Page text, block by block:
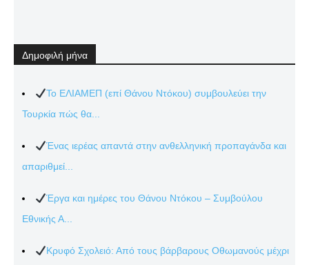
Δημοφιλή μήνα
Το ΕΛΙΑΜΕΠ (επί Θάνου Ντόκου) συμβουλεύει την
Τουρκία πώς θα...
Ένας ιερέας απαντά στην ανθελληνική προπαγάνδα και
απαριθμεί...
Έργα και ημέρες του Θάνου Ντόκου – Συμβούλου
Εθνικής Α...
Κρυφό Σχολειό: Από τους βάρβαρους Οθωμανούς μέχρι